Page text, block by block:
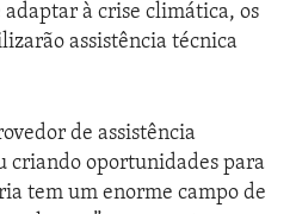
à crise climática, os
assistência técnica
de assistência
criando oportunidades para
tem um enorme campo de